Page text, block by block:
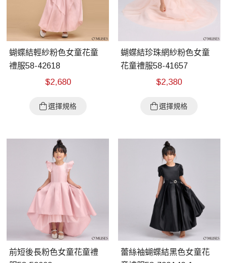
蝴蝶結輕紗粉色女童花童
禮服58-42618
$2,680
選擇規格
蝴蝶結珍珠網紗粉色女童
花童禮服58-41657
$2,380
選擇規格
前短後長粉色女童花童禮
蕾絲袖蝴蝶結黑色女童花